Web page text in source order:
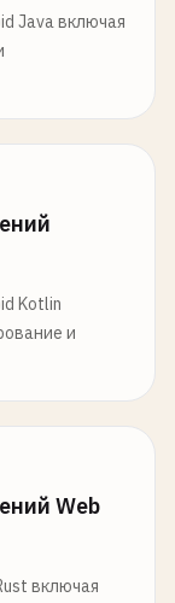
Java включая
Kotlin
и
Web
включая